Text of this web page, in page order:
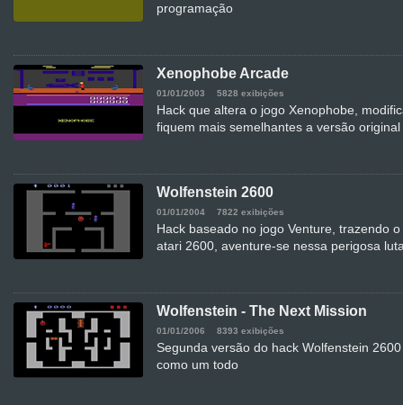
programação
Xenophobe Arcade
01/01/2003 5828 exibições
Hack que altera o jogo Xenophobe,
fiquem mais semelhantes a versão
Wolfenstein 2600
01/01/2004 7822 exibições
Hack baseado no jogo Venture, trazendo
atari 2600, aventure-se nessa perigosa
Wolfenstein - The Next Mission
01/01/2006 8393 exibições
Segunda versão do hack Wolfenstein
como um todo